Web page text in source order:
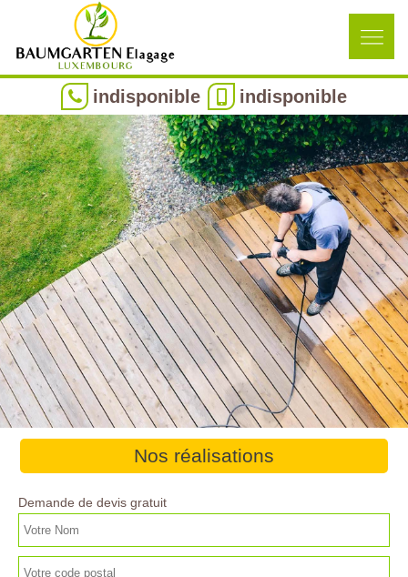
indisponible indisponible
Nos réalisations
Demande de devis gratuit